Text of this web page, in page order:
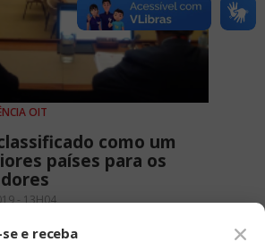
OIT
como um
países para os
- 13H04
e receba